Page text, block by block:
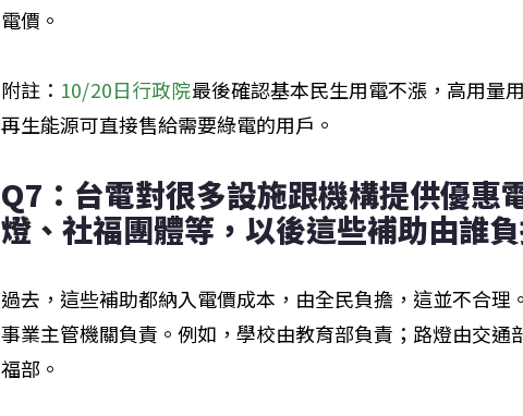
電價。
附註： 10/20日行政院最後確認基本民生用電不漲，高用量
再生能源可直接售給需要綠電的用戶。
Q7：台電對很多設施跟機構提供優惠
燈、社福團體等，以後這些補助由誰
過去，這些補助都納入電價成本，由全民負擔，這並不合理
事業主管機關負責。例如，學校由教育部負責；路燈由交通
福部。